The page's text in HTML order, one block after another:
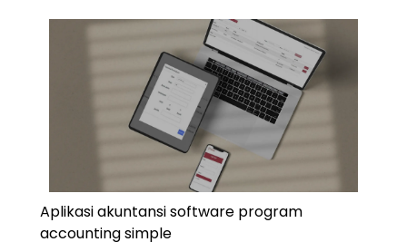
Aplikasi akuntansi software program
accounting simple